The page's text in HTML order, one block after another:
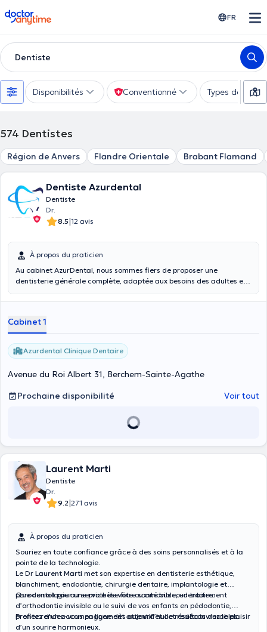
doctoranytime FR
Dentiste
Disponibilités Conventionné Types de
574 Dentistes
Région de Anvers Flandre Orientale Brabant Flamand
Dentiste Azurdental
Dentiste
Dr.
8.5|12 avis
À propos du praticien
Au cabinet AzurDental, nous sommes fiers de proposer une
dentisterie générale complète, adaptée aux besoins des adultes et
haute qualité pour toute la famille, visant à maintenir une excellente
Cabinet 1
Azurdental Clinique Dentaire
Avenue du Roi Albert 31, Berchem-Sainte-Agathe
Prochaine disponibilité
Voir tout
Laurent Marti
Dentiste
Dr.
9.2|271 avis
À propos du praticien
Souriez en toute confiance grâce à des soins personnalisés et à la
pointe de la technologie.
Le Dr Laurent Marti met son expertise en dentisterie esthétique,
blanchiment, endodontie, chirurgie dentaire, implantologie et
parodontologie au service de votre santé bucco-dentaire.
Que ce soit pour une prothèse fixe ou amovible, un traitement
d’orthodontie invisible ou le suivi de vos enfants en pédodontie,
profitez d’un accompagnement attentif et de résultats durables.
Prenez rendez-vous en ligne dès aujourd’hui et redécouvrez le plaisir
d’un sourire harmonieux.